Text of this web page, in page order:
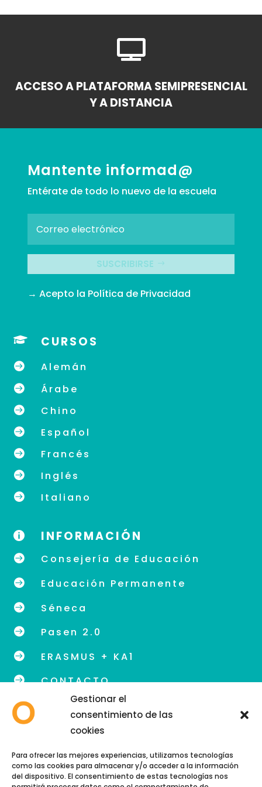
Gestionar el
consentimiento de las
cookies
Para ofrecer las mejores experiencias, utilizamos tecnologías
como las cookies para almacenar y/o acceder a la información
del dispositivo. El consentimiento de estas tecnologías nos

ACCESO A PLATAFORMA SEMIPRESENCIAL
Y A DISTANCIA
Mantente informad@
Entérate de todo lo nuevo de la escuela
SUSCRIBIRSE
→ Acepto la Política de Privacidad
 CURSOS
 Alemán
 Árabe
 Chino
 Español
 Francés
 Inglés
 Italiano
 INFORMACIÓN
 Consejería de Educación
 Educación Permanente
 Séneca
 Pasen 2.0
 ERASMUS + KA1
 CONTACTO
Teléfono: 958 89 48 54